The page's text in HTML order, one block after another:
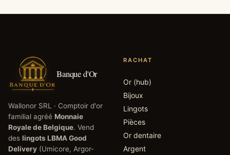
Banque d'Or
Wallonor SRL
· Comptoir d'or
familial agréé Monnaie
Royale de Belgique. Vend
des lingots LBMA Good
Delivery (Umicore, Argor-
RACHAT
Or (hub)
Bijoux
Lingots
Pièces
Or dentaire
Argent